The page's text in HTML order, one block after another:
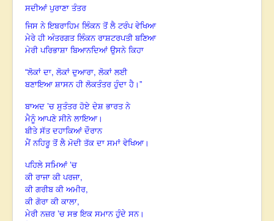
ਸਦੀਆਂ ਪੁਰਾਣਾ ਤੰਤਰ
ਜਿਸ ਨੇ ਇਬਰਾਹਿਮ ਲਿੰਕਨ ਤੋਂ ਲੈ ਟਰੰਪ ਵੇਖਿਆ
ਮੇਰੇ ਹੀ ਅੰਤਰਗਤ ਲਿੰਕਨ ਰਾਸ਼ਟਰਪਤੀ ਬਣਿਆ
ਮੇਰੀ ਪਰਿਭਾਸ਼ਾ ਬਿਆਨਦਿਆਂ ਉਸਨੇ ਕਿਹਾ
“ਲੋਕਾਂ ਦਾ, ਲੋਕਾਂ ਦੁਆਰਾ, ਲੋਕਾਂ ਲਈ
ਬਣਾਇਆ ਸ਼ਾਸਨ ਹੀ ਲੋਕਤੰਤਰ ਹੁੰਦਾ ਹੈ।”
ਬਾਅਦ ’ਚ ਸੁਤੰਤਰ ਹੋਏ ਦੇਸ਼ ਭਾਰਤ ਨੇ
ਮੈਨੂੰ ਆਪਣੇ ਸੀਨੇ ਲਾਇਆ।
ਬੀਤੇ ਸੱਤ ਦਹਾਕਿਆਂ ਦੌਰਾਨ
ਮੈਂ ਨਹਿਰੂ ਤੋਂ ਲੈ ਮੋਦੀ ਤੱਕ ਦਾ ਸਮਾਂ ਵੇਖਿਆ।
ਪਹਿਲੇ ਸਮਿਆਂ ’ਚ
ਕੀ ਰਾਜਾ ਕੀ ਪਰਜਾ,
ਕੀ ਗਰੀਬ ਕੀ ਅਮੀਰ,
ਕੀ ਗੋਰਾ ਕੀ ਕਾਲਾ,
ਮੇਰੀ ਨਜ਼ਰ ’ਚ ਸਭ ਇਕ ਸਮਾਨ ਹੁੰਦੇ ਸਨ।